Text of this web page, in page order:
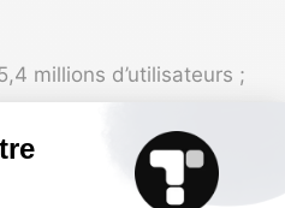
millions d’utilisateurs ;
d’utilisateurs ;
d’utilisateurs ;